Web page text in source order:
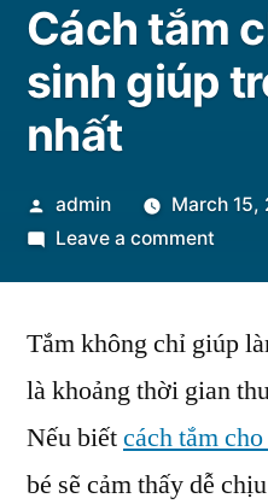
Cách tắm
sinh giúp
nhất
Posted
by
admin
March 15,
Leave a commenton
cho
sơ
sinh
giúp
Tắm không chỉ giúp
là khoảng thời gian
Nếu biếtcách tắm
bé sẽ cảm thấy dễ